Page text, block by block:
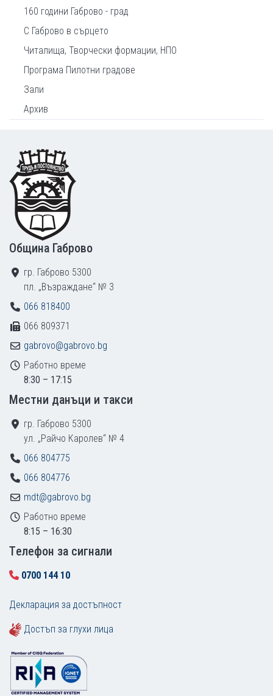
160 години Габрово - град
С Габрово в сърцето
Читалища, Творчески формации, НПО
Програма Пилотни градове
Зали
Архив
Footer
Община Габрово
гр. Габрово 5300
пл. „Възраждане“ № 3
066 818400
066 809371
gabrovo@gabrovo.bg
Работно време
8:30 – 17:15
Местни данъци и такси
гр. Габрово 5300
ул. „Райчо Каролев“ № 4
066 804775
066 804776
mdt@gabrovo.bg
Работно време
8:15 – 16:30
Tелефон за сигнали
0700 144 10
Декларация за достъпност
Достъп за глухи лица